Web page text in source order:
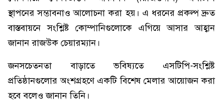
স্থাপনের সম্ভাবনাও আলোচনা করা হয়। এ ধরনের প্রকল্প দ্রুত
বাস্তবায়নে সংশ্লিষ্ট কোম্পানিগুলোকে এগিয়ে আসার আহ্বান
জানান রাজউক চেয়ারম্যান।
জনসচেতনতা বাড়াতে ভবিষ্যতে এসটিপি-সংশ্লিষ্ট
প্রতিষ্ঠানগুলোর অংশগ্রহণে একটি বিশেষ মেলার আয়োজন করা
হবে বলেও জানান তিনি।